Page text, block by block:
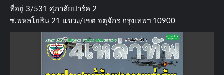
ที่อยู่​ 3/531​ ศุภาลัยปาร์ค​ 2
ซ.พหลโยธิน​ 21​ แขวง/เขต​ จตุจักร​ กรุงเทพฯ 10900